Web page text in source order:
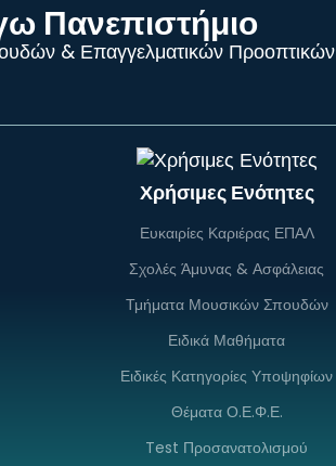
Πανεπιστήμιο
& Επαγγελματικών Προοπτικών
Χρήσιμες Ενότητες
Ευκαιρίες Καριέρας ΕΠΑΛ
Σχολές Άμυνας & Ασφάλειας
Τμήματα Μουσικών Σπουδών
Ειδικά Μαθήματα
Ειδικές Κατηγορίες Υποψηφίων
Θέματα Ο.Ε.Φ.Ε.
Test Προσανατολισμού